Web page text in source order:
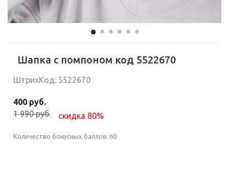
Шапка с помпоном код 5522670
ШтрихКод: 5522670
400 руб.
1 990 руб.
скидка 80%
Количество бонусных баллов: 60